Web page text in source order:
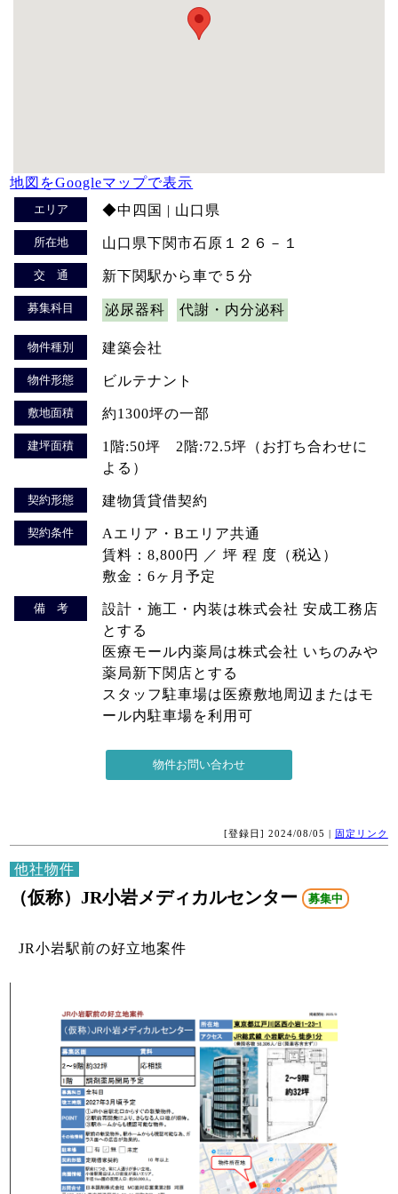
地図をGoogleマップで表示
エリア ◆中四国 | 山口県
所在地 山口県下関市石原１２６－１
交 通 新下関駅から車で５分
募集科目 泌尿器科 代謝・内分泌科
物件種別 建築会社
物件形態 ビルテナント
敷地面積 約1300坪の一部
建坪面積
1階:50坪 2階:72.5坪（お打ち合わせに
よる）
契約形態 建物賃貸借契約
契約条件
Aエリア・Bエリア共通
賃料：8,800円 ／ 坪 程 度（税込）
敷金：6ヶ月予定
備 考
設計・施工・内装は株式会社 安成工務店
とする
医療モール内薬局は株式会社 いちのみや
薬局新下関店とする
スタッフ駐車場は医療敷地周辺またはモ
ール内駐車場を利用可
[登録日] 2024/08/05 | 固定リンク
他社物件
（仮称）JR小岩メディカルセンター 募集中
JR小岩駅前の好立地案件